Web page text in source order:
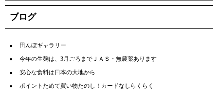
ブログ
田んぼギャラリー
今年の生麹は、3月ごろまでＪＡＳ・無農薬あります
安心な食料は日本の大地から
ポイントためて買い物たのし！カードなしらくらく